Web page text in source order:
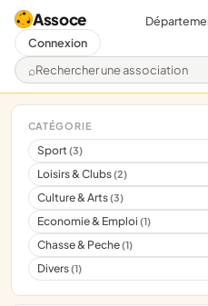
Assoce
Rechercher une
Connexion
CATÉGORIE
Sport(3)
Loisirs & Clubs(2)
Culture & Arts(3)
Economie & Emploi(1)
Chasse & Peche(1)
Divers(1)